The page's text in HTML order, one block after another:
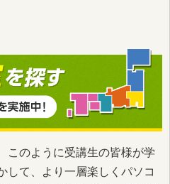
このように受講生の皆様が学
して、より一層楽しくパソコ